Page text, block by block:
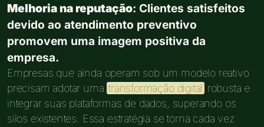
Melhoria na reputação: Clientes satisfeitos
devido ao atendimento preventivo
promovem uma imagem positiva da
empresa.
Empresas que ainda operam sob um modelo reativo
precisam adotar uma transformação digital robusta e
integrar suas plataformas de dados, superando os
silos existentes. Essa estratégia se torna cada vez